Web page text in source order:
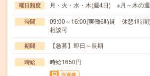
曜日頻度 月・火・水・木(週4日) ※月～木の週
時間
09:00～16:00(実働6時間 休憩1時
相談可
期間 【急募】即日～長期
時給 時給1650円